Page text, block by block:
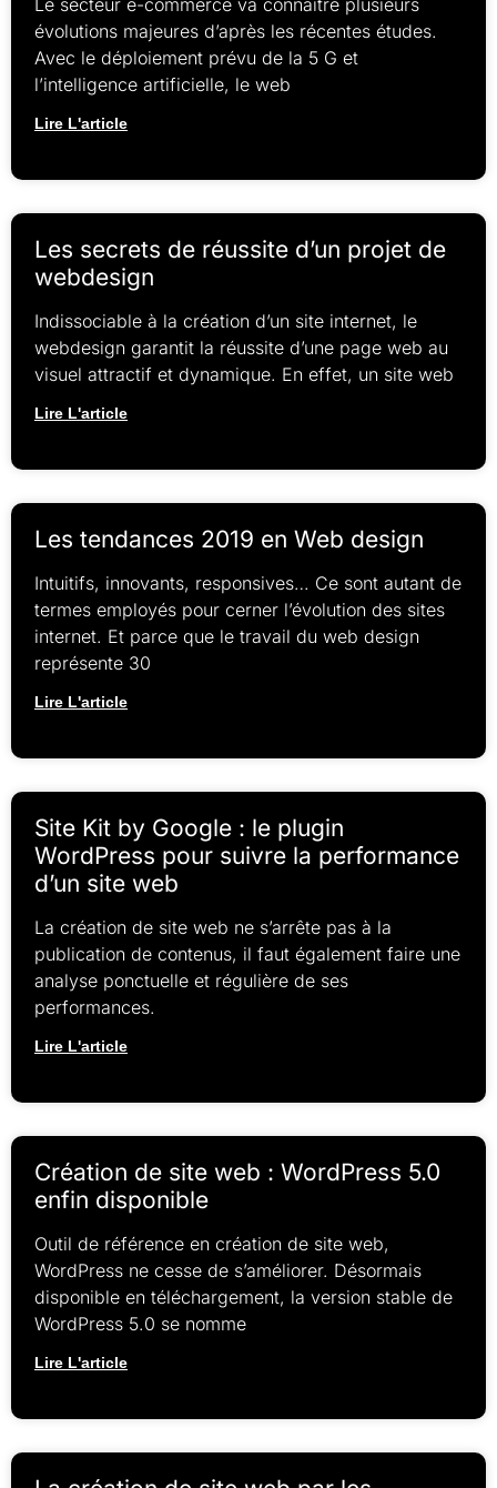
Le secteur e-commerce va connaître plusieurs
évolutions majeures d’après les récentes études.
Avec le déploiement prévu de la 5 G et
l’intelligence artificielle, le web
Lire L'article
Les secrets de réussite d’un projet de
webdesign
Indissociable à la création d’un site internet, le
webdesign garantit la réussite d’une page web au
visuel attractif et dynamique. En effet, un site web
Lire L'article
Les tendances 2019 en Web design
Intuitifs, innovants, responsives… Ce sont autant de
termes employés pour cerner l’évolution des sites
internet. Et parce que le travail du web design
représente 30
Lire L'article
Site Kit by Google : le plugin
WordPress pour suivre la performance
d’un site web
La création de site web ne s’arrête pas à la
publication de contenus, il faut également faire une
analyse ponctuelle et régulière de ses
performances.
Lire L'article
Création de site web : WordPress 5.0
enfin disponible
Outil de référence en création de site web,
WordPress ne cesse de s’améliorer. Désormais
disponible en téléchargement, la version stable de
WordPress 5.0 se nomme
Lire L'article